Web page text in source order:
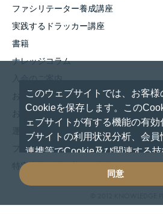
このウェブサイトでは、お客様
Cookieを保存します。この
ェブサイトが有する機能の有効
ブサイトの利用状況分析、会員
連携等でCookie及び関連する
しています。 これらの技術の
て、閲覧を続行した場合は、
同意
ファシリテーター養成講座
実践するドラッカー講座
書籍
ナレッジコラム
入会のご案内
お知らせ
お問い合わせ
運営者情報
プライバシーポリシー
特定商取引法に基づく表記